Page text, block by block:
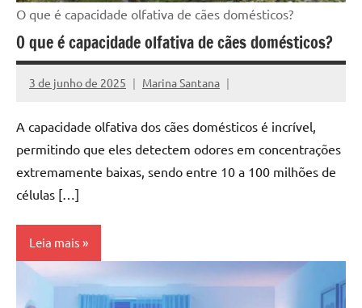
O que é capacidade olfativa de cães domésticos?
O que é capacidade olfativa de cães domésticos?
3 de junho de 2025 Marina Santana
A capacidade olfativa dos cães domésticos é incrível,
permitindo que eles detectem odores em concentrações
extremamente baixas, sendo entre 10 a 100 milhões de
células […]
Leia mais